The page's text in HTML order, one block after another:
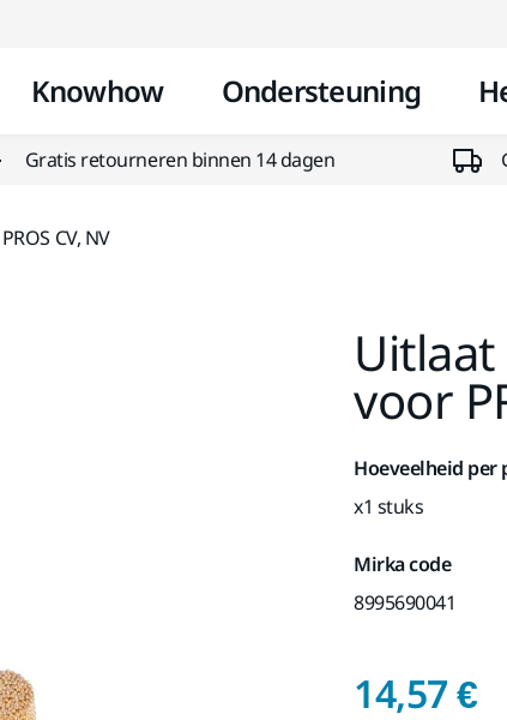
Knowhow Ondersteuning
Gratis retourneren binnen 14 dagen
CV, NV
voor
Hoeveelheid per
x1 stuks
Mirka code
8995690041
14,57 €